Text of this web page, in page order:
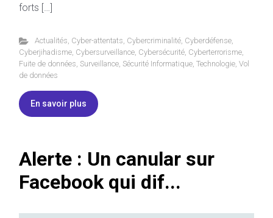
forts […]
Actualités, Cyber-attentats, Cybercriminalité, Cyberdéfense,
Cyberjihadisme, Cybersurveillance, Cybersécurité, Cyberterrorisme,
Fuite de données, Surveillance, Sécurité Informatique, Technologie, Vol
de données
En savoir plus
Alerte : Un canular sur
Facebook qui dif...